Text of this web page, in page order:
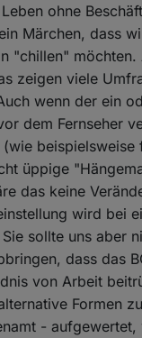
ohne
Märchen, dass
"chillen"
zeigen viele
wenn der ein
dem Fernseher
beispielsweise
üppige
das keine
wird bei
sollte uns aber
dass das
von Arbeit
Formen
-